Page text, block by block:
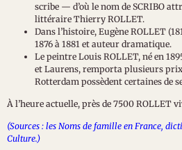
scribe — d’où le nom de SCRIBO
littéraire Thierry ROLLET.
Dans l’histoire, Eugène ROLLET
1876 à 1881 et auteur dramatique.
Le peintre Louis ROLLET, né en
et Laurens, remporta plusieurs prix
Rotterdam possèdent certaines de
À l’heure actuelle, près de 7500 ROLLET
(Sources : les Noms de famille en France,
Culture.)